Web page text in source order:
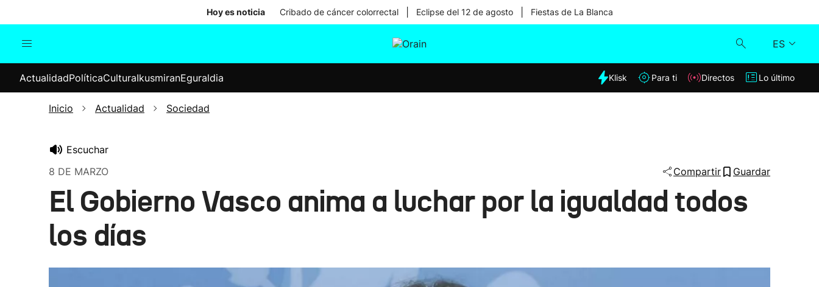
Hoy es noticia Cribado de cáncer colorrectal Eclipse del 12 de agosto Fiestas de La Blanca
ES
Internacional
Elecciones
Klisk
Lo último
ActualidadPolíticaCulturaIkusmiranEguraldia Klisk Para ti Directos Lo último
Inicio Actualidad Sociedad
Escuchar
8 DE MARZO
Compartir Guardar
El Gobierno Vasco anima a luchar por la igualdad todos
los días